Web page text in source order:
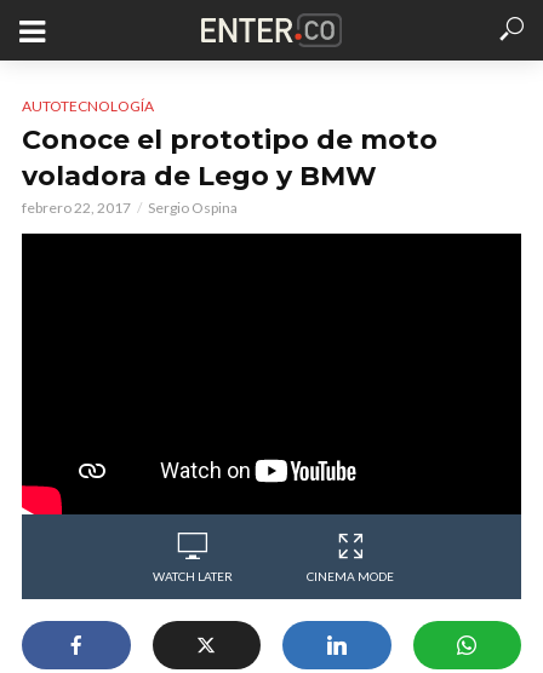
AUTOTECNOLOGÍA
Conoce el prototipo de moto
voladora de Lego y BMW
febrero 22, 2017 Sergio Ospina
WATCH LATER CINEMA MODE